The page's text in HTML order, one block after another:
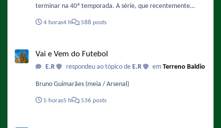
terminar na 40ª temporada. A série, que recentemente
temporada, já tem renovação garantida até a temporada 40,
https://www.omelete.com.br/series-tv/os-simpsons-voz-de-
bart-serie-vai-acabar-na-40-temporada
4 horas4 h 588 posts
Vai e Vem do Futebol
E.R respondeu ao tópico de E.R emTerreno Baldio
Bruno Guimarães (meia / Arsenal)
5 horas5 h 536 posts